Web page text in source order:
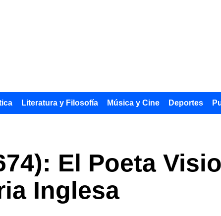
Literatura y Filosofía Música y Cine Deportes
El Poeta
Inglesa